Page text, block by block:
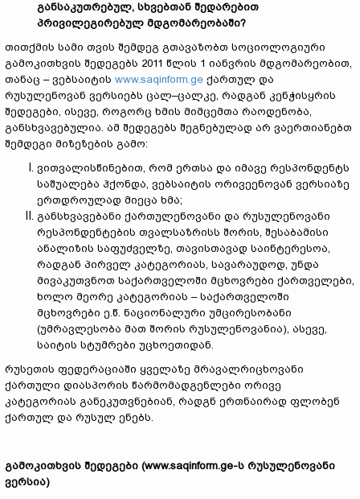
განსაკუთრებულ, სხვებთან შედარებით
პრივილეგირებულ მდგომარეობაში?
თითქმის სამი თვის შემდეგ გთავაზობთ სოციოლოგიური
გამოკითხვის შედეგებს 2011 წლის 1 იანვრის მდგომარეობით,
თანაც – ვებსაიტის www.saqinform.ge ქართულ და
რუსულენოვან ვერსიებს ცალ–ცალკე, რადგან კენჭისყრის
შედეგები, ისევე, როგორც ხმის მიმცემთა რაოდენობა,
განსხვავებულია. ამ შედეგებს შეგნებულად არ ვაერთიანებთ
შემდეგი მიზეზების გამო:
ვითვალისწინებით, რომ ერთსა და იმავე რესპონდენტს
საშუალება ჰქონდა, ვებსაიტის ორივეენოვან ვერსიაზე
ერთდროულად მიეცა ხმა;
განსხვავებანი ქართულენოვანი და რუსულენოვანი
რესპონდენტების თვალსაზრისს შორის, შესაბამისი
ანალიზის საფუძველზე, თავისთავად საინტერესოა,
რადგან პირველ კატეგორიას, სავარაუდოდ, უნდა
მივაკუთვნოთ საქართველოში მცხოვრები ქართველები,
ხოლო მეორე კატეგორიას – საქართველოში
მცხოვრები ე.წ. ნაციონალური უმცირესობანი
(უმრავლესობა მათ შორის რუსულენოვანია), ასევე,
საიტის სტუმრები უცხოეთიდან.
რუსეთის ფედერაციაში ყველაზე მრავალრიცხოვანი
ქართული დიასპორის წარმომადგენლები ორივე
კატეგორიას განეკუთვნებიან, რადგნ ერთნაირად ფლობენ
ქართულ და რუსულ ენებს.
გამოკითხვის შედეგები (www.saqinform.ge-ს რუსულენოვანი
ვერსია)